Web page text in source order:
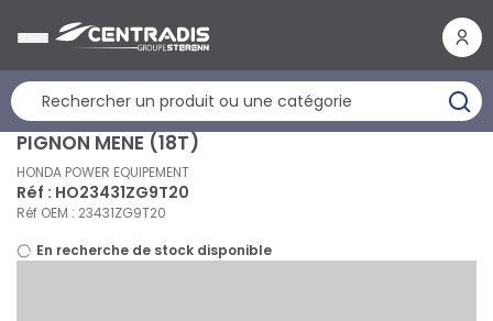
PIGNON MENE (18T)
HONDA POWER EQUIPEMENT
Réf : HO23431ZG9T20
Réf OEM : 23431ZG9T20
En recherche de stock disponible